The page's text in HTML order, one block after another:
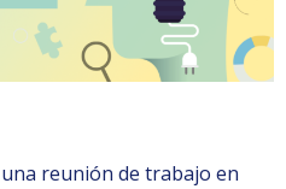
reunión de trabajo en